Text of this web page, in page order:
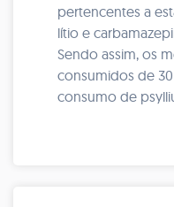
pertencentes a
lítio e
Sendo assim, os
consumidos de
consumo de